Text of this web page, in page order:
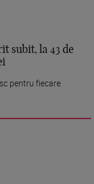
subit, la 43 de
pentru fiecare